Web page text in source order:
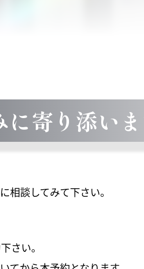
に寄り添い
相談してみて下さい。
さい。